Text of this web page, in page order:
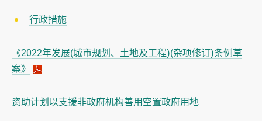
行政措施
《2022年发展(城市规划、土地及工程)(杂项修订)条例草
案》
资助计划以支援非政府机构善用空置政府用地